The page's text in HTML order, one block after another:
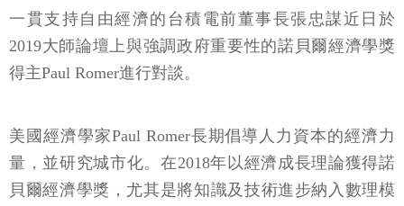
一貫支持自由經濟的台積電前董事長張忠謀近日於
2019大師論壇上與強調政府重要性的諾貝爾經濟學獎
得主Paul Romer進行對談。
美國經濟學家Paul Romer長期倡導人力資本的經濟力
量，並研究城市化。在2018年以經濟成長理論獲得諾
貝爾經濟學獎，尤其是將知識及技術進步納入數理模